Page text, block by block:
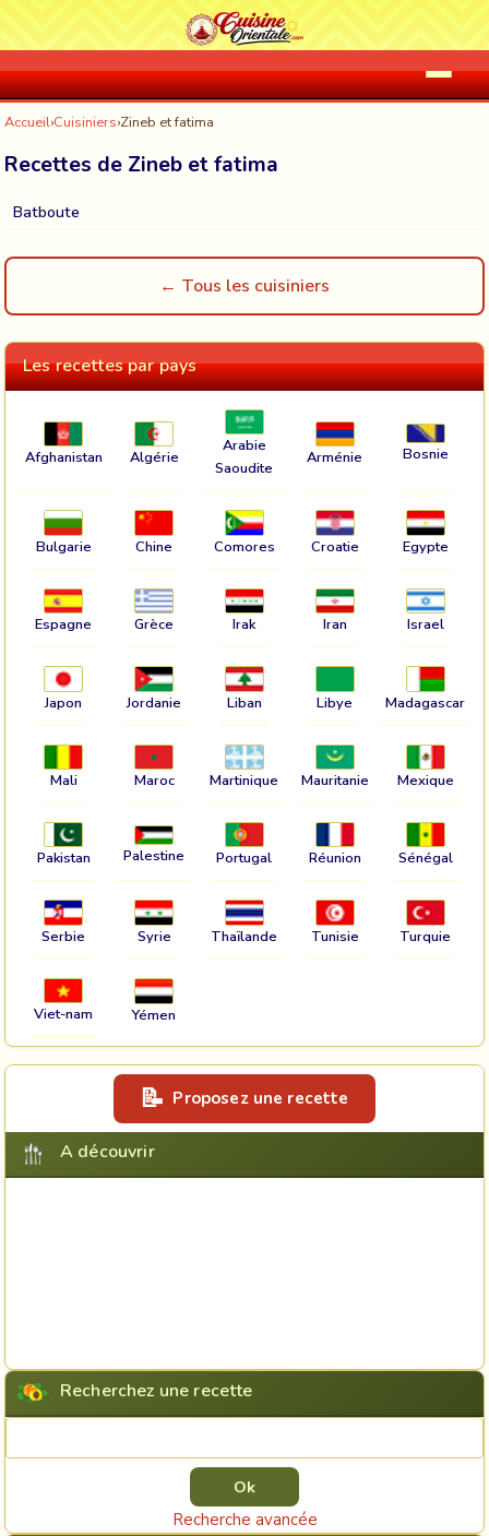
Accueil›Cuisiniers›Zineb et fatima
Recettes de Zineb et fatima
Batboute
← Tous les cuisiniers
Les recettes par pays
Afghanistan Algérie
Arabie
Saoudite
Arménie Bosnie
Bulgarie Chine Comores Croatie Egypte
Espagne Grèce Irak Iran Israel
Japon Jordanie Liban Libye Madagascar
Mali Maroc Martinique Mauritanie Mexique
Pakistan Palestine Portugal Réunion Sénégal
Serbie Syrie Thaïlande Tunisie Turquie
Viet-nam Yémen
Proposez une recette
A découvrir
Recherchez une recette
Recherche avancée